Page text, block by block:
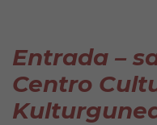
Entrada –
Centro